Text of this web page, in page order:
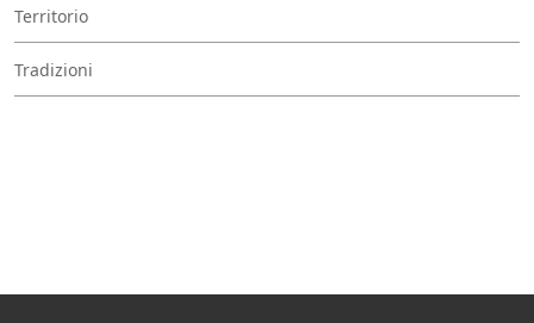
Territorio
Tradizioni